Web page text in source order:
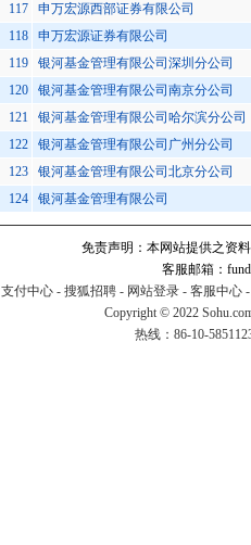
117
申万宏源西部证券有限公司
118
申万宏源证券有限公司
119
银河基金管理有限公司深圳分公司
120
银河基金管理有限公司南京分公司
121
银河基金管理有限公司哈尔滨分公司
122
银河基金管理有限公司广州分公司
123
银河基金管理有限公司北京分公司
124
银河基金管理有限公司
免责声明：本网站提供之资
客服邮箱：
支付中心 - 搜狐招聘 - 网站登录 - 客服中心
Copyright © 2022
热线：86-10-